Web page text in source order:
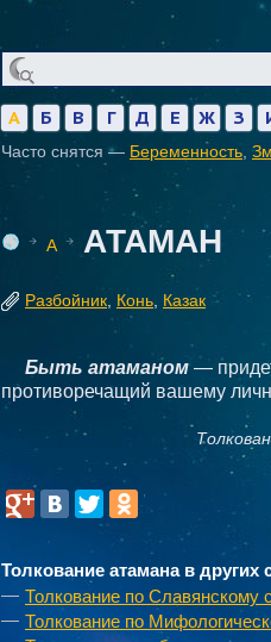
А Б В Г Д Е Ж З
Часто снятся — Беременность
А АТАМАН
Разбойник Конь Казак
Быть атаманом —
противоречащий вашему
Толкование атамана в других
Толкование по Славянскому
Толкование по